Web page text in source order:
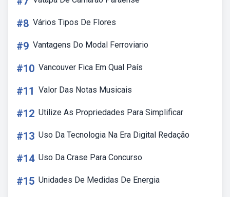
#8 Vários Tipos De Flores
#9 Vantagens Do Modal Ferroviario
#10 Vancouver Fica Em Qual País
#11 Valor Das Notas Musicais
#12 Utilize As Propriedades Para Simplificar
#13 Uso Da Tecnologia Na Era Digital Redação
#14 Uso Da Crase Para Concurso
#15 Unidades De Medidas De Energia